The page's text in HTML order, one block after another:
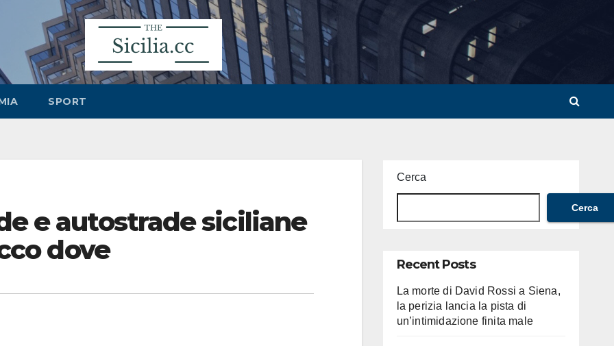
SPORT
e autostrade siciliane
dove
Cerca
Cerca
Recent Posts
La morte di David Rossi a Siena,
la perizia lancia la pista di
un’intimidazione finita male